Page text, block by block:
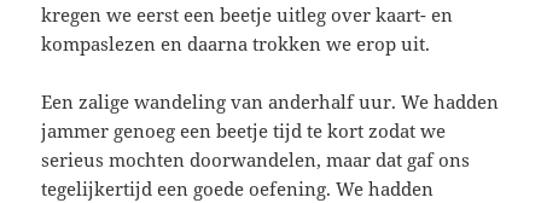
kregen we eerst een beetje uitleg over kaart- en
kompaslezen en daarna trokken we erop uit.
Een zalige wandeling van anderhalf uur. We hadden
jammer genoeg een beetje tijd te kort zodat we
serieus mochten doorwandelen, maar dat gaf ons
tegelijkertijd een goede oefening. We hadden